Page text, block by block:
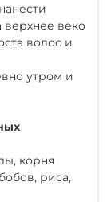
верхнее веко
волос и
утром и
корня
риса,